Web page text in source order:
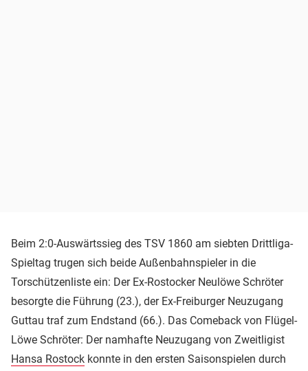
Beim 2:0-Auswärtssieg des TSV 1860 am siebten Drittliga-
Spieltag trugen sich beide Außenbahnspieler in die
Torschützenliste ein: Der Ex-Rostocker Neulöwe Schröter
besorgte die Führung (23.), der Ex-Freiburger Neuzugang
Guttau traf zum Endstand (66.). Das Comeback von Flügel-
Löwe Schröter: Der namhafte Neuzugang von Zweitligist
Hansa Rostock konnte in den ersten Saisonspielen durch